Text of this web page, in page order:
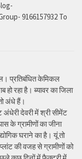
9166157932 To
प्रतिबंधित केमिकल
रहा है। ब्यावर का जिला
अंधे हैं।
देवरी में श्री सीमेंट
के ग्रामीणों का जीना
घराने का है। यूं तो
की वजह से ग्रामीणों को